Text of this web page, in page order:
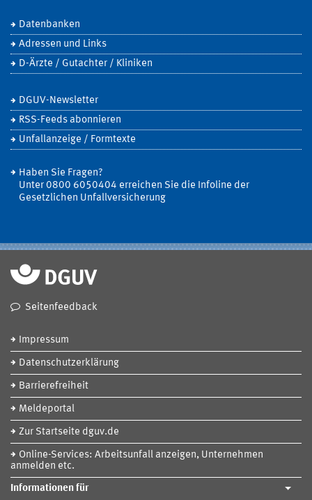
Datenbanken
Adressen und Links
D-Ärzte / Gutachter / Kliniken
DGUV-Newsletter
RSS-Feeds abonnieren
Unfallanzeige / Formtexte
Haben Sie Fragen?
Unter 0800 6050404 erreichen Sie die Infoline der
Gesetzlichen Unfallversicherung
Seitenfeedback
Impressum
Datenschutzerklärung
Barrierefreiheit
Meldeportal
Zur Startseite dguv.de
Online-Services: Arbeitsunfall anzeigen, Unternehmen
anmelden etc.
Informationen für